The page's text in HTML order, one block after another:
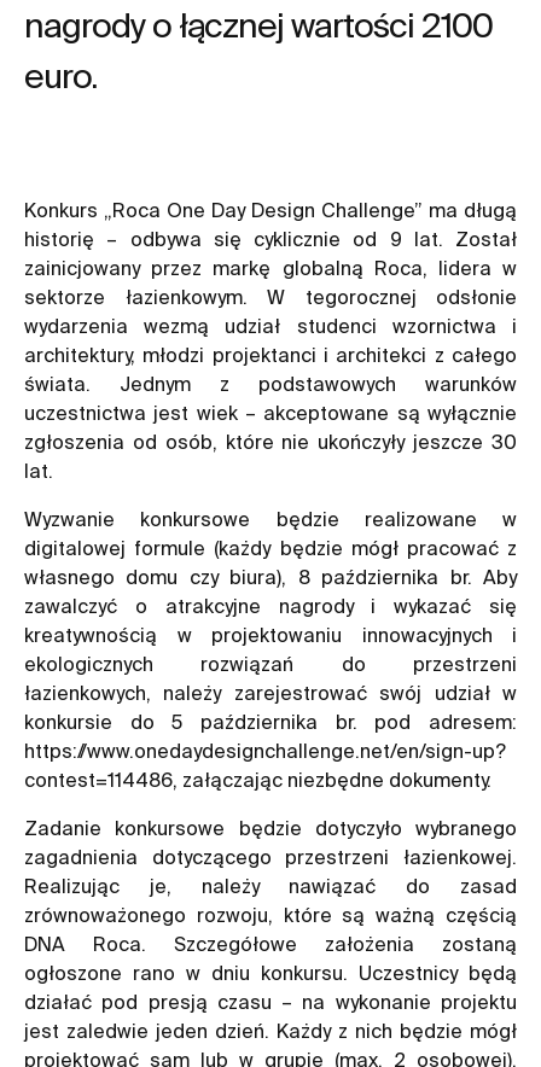
nagrody o łącznej wartości 2100
euro.
Konkurs „Roca One Day Design Challenge” ma długą
historię – odbywa się cyklicznie od 9 lat. Został
zainicjowany przez markę globalną Roca, lidera w
sektorze łazienkowym. W tegorocznej odsłonie
wydarzenia wezmą udział studenci wzornictwa i
architektury, młodzi projektanci i architekci z całego
świata. Jednym z podstawowych warunków
uczestnictwa jest wiek – akceptowane są wyłącznie
zgłoszenia od osób, które nie ukończyły jeszcze 30
lat.
Wyzwanie konkursowe będzie realizowane w
digitalowej formule (każdy będzie mógł pracować z
własnego domu czy biura), 8 października br. Aby
zawalczyć o atrakcyjne nagrody i wykazać się
kreatywnością w projektowaniu innowacyjnych i
ekologicznych rozwiązań do przestrzeni
łazienkowych, należy zarejestrować swój udział w
konkursie do 5 października br. pod adresem:
https://www.onedaydesignchallenge.net/en/sign-up?
contest=114486, załączając niezbędne dokumenty.
Zadanie konkursowe będzie dotyczyło wybranego
zagadnienia dotyczącego przestrzeni łazienkowej.
Realizując je, należy nawiązać do zasad
zrównoważonego rozwoju, które są ważną częścią
DNA Roca. Szczegółowe założenia zostaną
ogłoszone rano w dniu konkursu. Uczestnicy będą
działać pod presją czasu – na wykonanie projektu
jest zaledwie jeden dzień. Każdy z nich będzie mógł
projektować sam lub w grupie (max. 2 osobowej).